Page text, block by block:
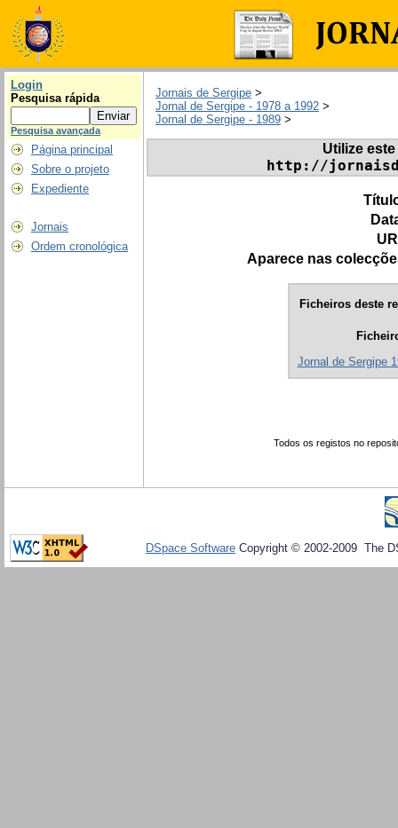
Login
Pesquisa rápida
Pesquisa avançada
Página principal
Sobre o projeto
Expediente
Jornais
Ordem cronológica
Jornais de Sergipe >
Jornal de Sergipe - 1978 a 1992 >
Jornal de Sergipe - 1989 >
Utilize
http://
Aparece nas
Ficheiros deste
Jornal de Sergipe
Todos os registos no
DSpace Software Copyright © 2002-2009 The